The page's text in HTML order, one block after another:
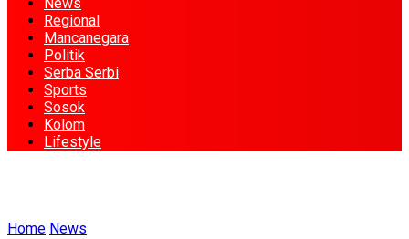
Regional
Mancanegara
Politik
Serba Serbi
Sports
Sosok
Kolom
Lifestyle
Home News